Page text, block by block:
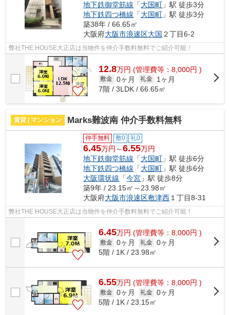
地下鉄御堂筋線 「大国町 」駅 徒歩3分
地下鉄四つ橋線 「大国町 」駅 徒歩3分
築38年 / 66.65㎡
大阪府大阪市浪速区大国 ２丁目6-2
弊社THE HOUSE大正店は当物件を仲介手数料無料でご紹介可能！
12.8万円 (管理費等：8,000円 )
敷金 0ヶ月 礼金
1ヶ月
7階 / 3LDK / 66.65㎡
賃貸 | マンション Marks難波南 仲介手数料無料
仲手無料 敷0 礼0
6.45万円～6.55万円
地下鉄御堂筋線 「大国町 」駅 徒歩6分
地下鉄四つ橋線 「大国町 」駅 徒歩6分
大阪環状線 「今宮 」駅 徒歩8分
築9年 / 23.15㎡～23.98㎡
大阪府大阪市浪速区敷津西 １丁目8-31
弊社THE HOUSE大正店は当物件を仲介手数料無料でご紹介可能！
6.45万円 (管理費等：8,000円 )
敷金 0ヶ月 礼金 0ヶ月
5階 / 1K / 23.98㎡
6.55万円 (管理費等：8,000円 )
敷金 0ヶ月 礼金 0ヶ月
5階 / 1K / 23.15㎡